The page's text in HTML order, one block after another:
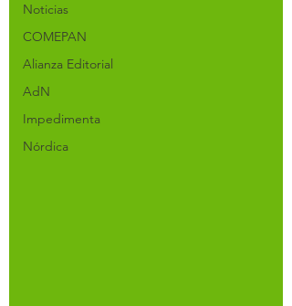
Noticias
COMEPAN
Alianza Editorial
AdN
Impedimenta
Nórdica